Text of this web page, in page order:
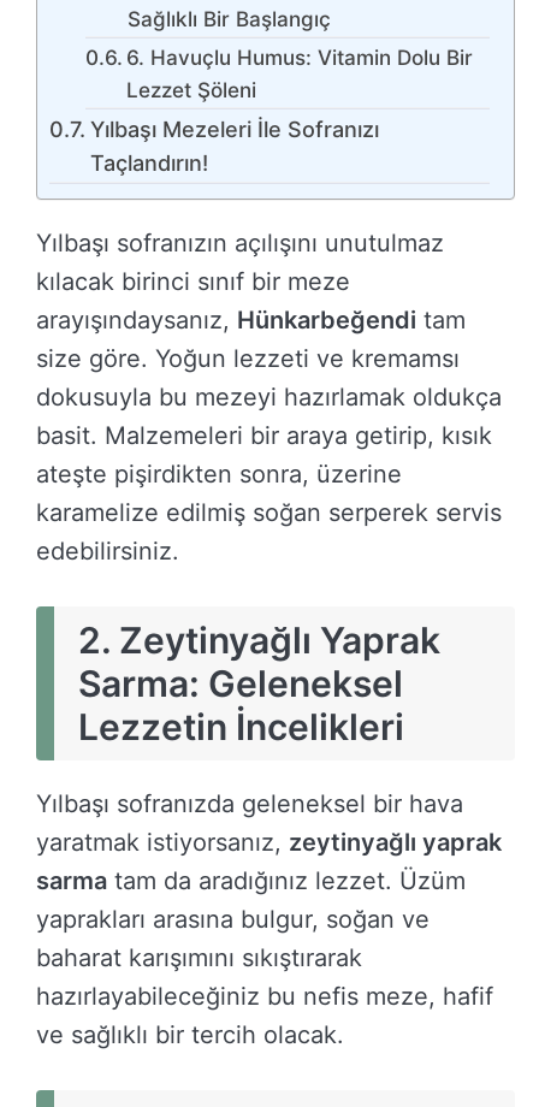
Sağlıklı Bir Başlangıç
6. Havuçlu Humus: Vitamin Dolu Bir
Lezzet Şöleni
Yılbaşı Mezeleri İle Sofranızı
Taçlandırın!
Yılbaşı sofranızın açılışını unutulmaz
kılacak birinci sınıf bir meze
arayışındaysanız, Hünkarbeğendi tam
size göre. Yoğun lezzeti ve kremamsı
dokusuyla bu mezeyi hazırlamak oldukça
basit. Malzemeleri bir araya getirip, kısık
ateşte pişirdikten sonra, üzerine
karamelize edilmiş soğan serperek servis
edebilirsiniz.
2. Zeytinyağlı Yaprak
Sarma: Geleneksel
Lezzetin İncelikleri
Yılbaşı sofranızda geleneksel bir hava
yaratmak istiyorsanız, zeytinyağlı yaprak
sarma tam da aradığınız lezzet. Üzüm
yaprakları arasına bulgur, soğan ve
baharat karışımını sıkıştırarak
hazırlayabileceğiniz bu nefis meze, hafif
ve sağlıklı bir tercih olacak.